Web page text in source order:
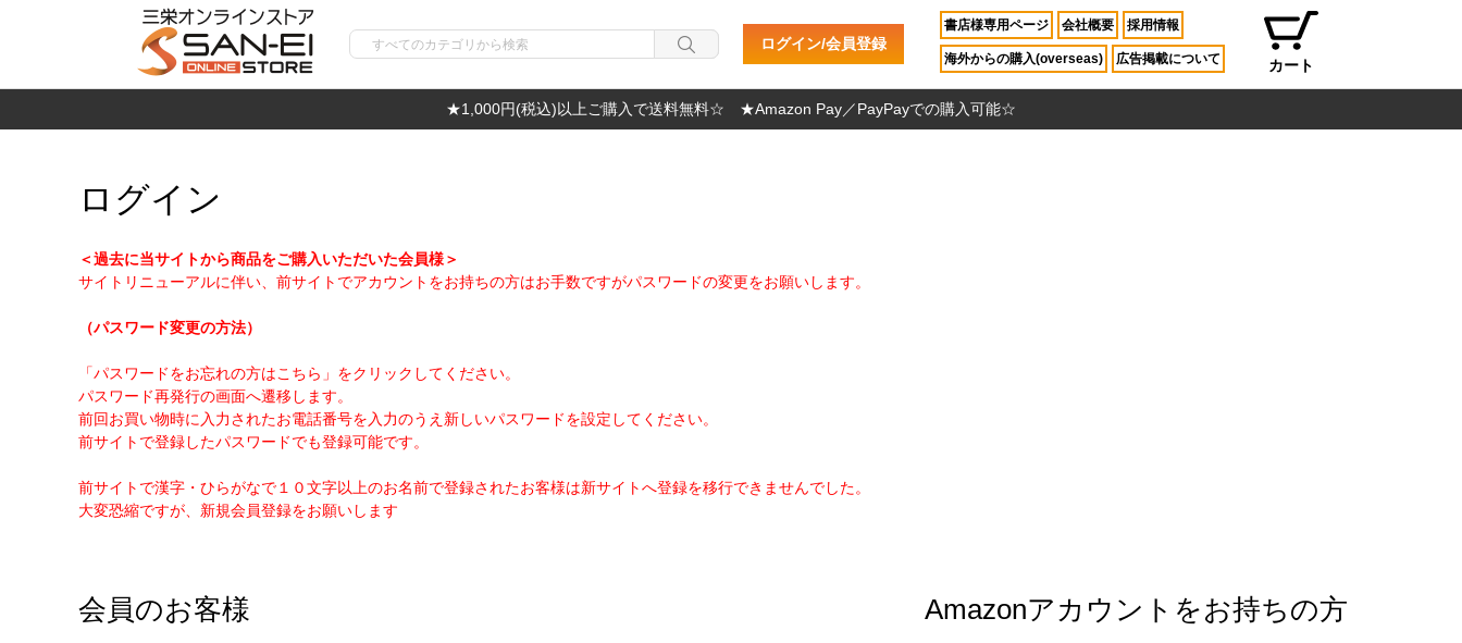
ログイン/会員登録
書店様専用ページ 会社概要 採用情報
海外からの購入(overseas) 広告掲載について カート
★1,000円(税込)以上ご購入で送料無料☆ ★Amazon Pay／PayPayでの購入可能☆
ログイン
＜過去に当サイトから商品をご購入いただいた会員様＞
サイトリニューアルに伴い、前サイトでアカウントをお持ちの方はお手数ですがパスワードの変更をお願いします。
（パスワード変更の方法）
「パスワードをお忘れの方はこちら」をクリックしてください。
パスワード再発行の画面へ遷移します。
前回お買い物時に入力されたお電話番号を入力のうえ新しいパスワードを設定してください。
前サイトで登録したパスワードでも登録可能です。
前サイトで漢字・ひらがなで１０文字以上のお名前で登録されたお客様は新サイトへ登録を移行できませんでした。
大変恐縮ですが、新規会員登録をお願いします
会員のお客様 Amazonアカウントをお持ちの方